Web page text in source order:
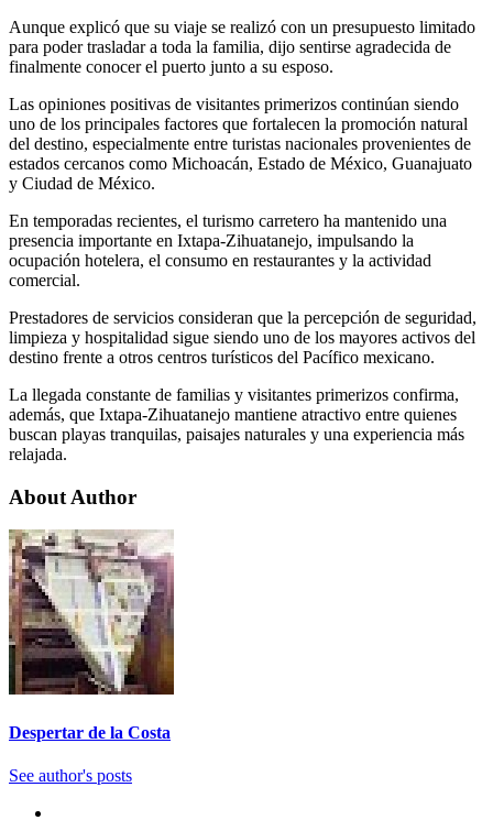
Aunque explicó que su viaje se realizó con un presupuesto limitado
para poder trasladar a toda la familia, dijo sentirse agradecida de
finalmente conocer el puerto junto a su esposo.
Las opiniones positivas de visitantes primerizos continúan siendo
uno de los principales factores que fortalecen la promoción natural
del destino, especialmente entre turistas nacionales provenientes de
estados cercanos como Michoacán, Estado de México, Guanajuato
y Ciudad de México.
En temporadas recientes, el turismo carretero ha mantenido una
presencia importante en Ixtapa-Zihuatanejo, impulsando la
ocupación hotelera, el consumo en restaurantes y la actividad
comercial.
Prestadores de servicios consideran que la percepción de seguridad,
limpieza y hospitalidad sigue siendo uno de los mayores activos del
destino frente a otros centros turísticos del Pacífico mexicano.
La llegada constante de familias y visitantes primerizos confirma,
además, que Ixtapa-Zihuatanejo mantiene atractivo entre quienes
buscan playas tranquilas, paisajes naturales y una experiencia más
relajada.
About Author
Despertar de la Costa
See author's posts